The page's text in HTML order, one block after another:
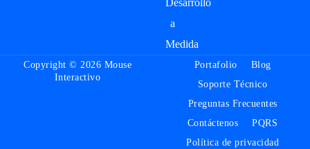
Desarrollo
a
Medida
Copyright © 2026 Mouse
Interactivo
Portafolio
Blog
Soporte Técnico
Preguntas Frecuentes
Contáctenos
PQRS
Política de privacidad